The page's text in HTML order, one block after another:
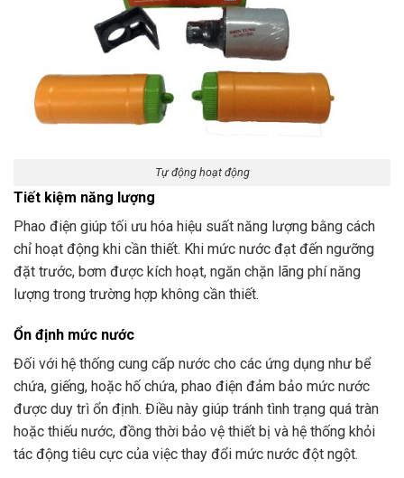
Tự động hoạt động
Tiết kiệm năng lượng
Phao điện giúp tối ưu hóa hiệu suất năng lượng bằng cách
chỉ hoạt động khi cần thiết. Khi mức nước đạt đến ngưỡng
đặt trước, bơm được kích hoạt, ngăn chặn lãng phí năng
lượng trong trường hợp không cần thiết.
Ổn định mức nước
Đối với hệ thống cung cấp nước cho các ứng dụng như bể
chứa, giếng, hoặc hố chứa, phao điện đảm bảo mức nước
được duy trì ổn định. Điều này giúp tránh tình trạng quá tràn
hoặc thiếu nước, đồng thời bảo vệ thiết bị và hệ thống khỏi
tác động tiêu cực của việc thay đổi mức nước đột ngột.